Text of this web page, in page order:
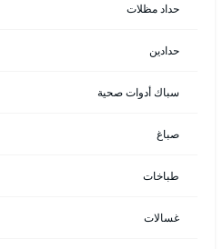
حداد مظلات
حدادين
سباك أدوات صحية
صباغ
طباخات
غسالات